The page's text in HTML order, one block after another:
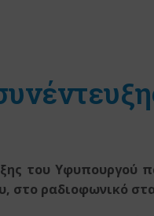
του
στο ραδιοφωνικό